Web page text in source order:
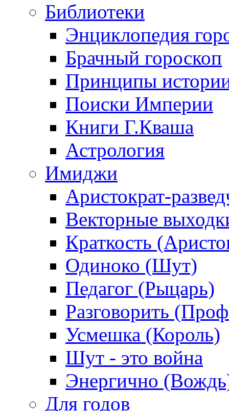
Библиотеки
Энциклопедия
Брачный гороскоп
Принципы
Поиски Империи
Книги Г.Кваша
Астрология
Имиджи
Аристократ-
Векторные
Краткость
Одиноко (Шут)
Педагог (Рыцарь)
Разговорить
Усмешка (Король)
Шут - это война
Энергично
Для годов